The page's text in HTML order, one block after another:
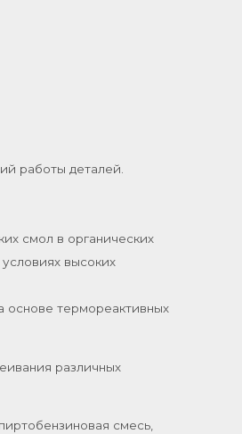
работы деталей.
смол в органических
высоких
основе термореактивных
различных
смесь,